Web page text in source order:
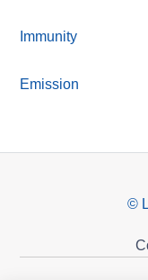
Immunity
Emission
©